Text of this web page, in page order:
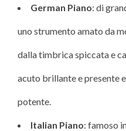
German Piano: di
uno strumento amato da
dalla timbrica spiccata e
acuto brillante e presente
potente.
Italian Piano: famoso